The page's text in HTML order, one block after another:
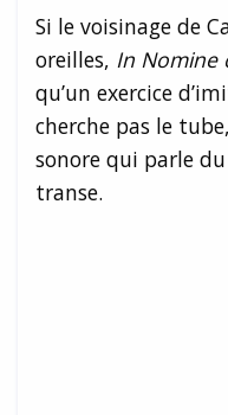
Si le voisinage de
oreilles, In Nomine
qu’un exercice
cherche pas le
sonore qui parle
transe.